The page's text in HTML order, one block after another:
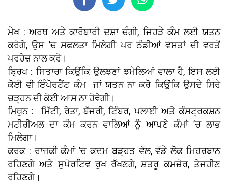
ਮੇਖ : ਅਰਥ ਅਤੇ ਕਾਰੋਬਾਰੀ ਦਸ਼ਾ ਚੰਗੀ, ਜਿਹੜੇ ਕੰਮ ਲਈ ਯਤਨ
ਕਰੋਗੇ, ਉਸ ’ਚ ਸਫਲਤਾ ਮਿਲੇਗੀ ਪਰ ਠੰਡੀਆਂ ਵਸਤਾਂ ਦੀ ਵਰਤੋਂ
ਪਰਹੇਜ਼ ਨਾਲ ਕਰੋ।
ਬ੍ਰਿਖ : ਸਿਤਾਰਾ ਕਿਉਂਕਿ ਉਲਝਣਾਂ ਝਮੇਲਿਆਂ ਵਾਲਾ ਹੈ, ਇਸ ਲਈ
ਕੋਈ ਵੀ ਇੰਪੋਰਟੈਂਟ ਕੰਮ ਜਾਂ ਯਤਨ ਨਾ ਕਰੋ ਕਿਉਂਕਿ ਉਸਦੇ ਸਿਰੇ
ਚੜ੍ਹਨ ਦੀ ਕੋਈ ਆਸ ਨਾ ਹੋਵੇਗੀ।
ਮਿਥੁਨ : ਮਿੱਟੀ, ਰੇਤਾ, ਬੱਜਰੀ, ਟਿੰਬਰ, ਪਲਾਈ ਅਤੇ ਕੰਸਟ੍ਰਕਸ਼ਨ
ਮਟੀਰੀਅਲ ਦਾ ਕੰਮ ਕਰਨ ਵਾਲਿਆਂ ਨੂੰ ਆਪਣੇ ਕੰਮਾਂ ’ਚ ਲਾਭ
ਮਿਲੇਗਾ।
ਕਰਕ : ਰਾਜਕੀ ਕੰਮਾਂ ’ਚ ਕਦਮ ਬੜ੍ਹਤ ਵੱਲ, ਵੱਡੇ ਲੋਕ ਮਿਹਰਬਾਨ
ਰਹਿਣਗੇ ਅਤੇ ਸੁਪੋਰਟਿਵ ਰੁਖ ਰੱਖਣਗੇ, ਸ਼ਤਰੂ ਕਮਜ਼ੋਰ, ਤੇਜਹੀਣ
ਰਹਿਣਗੇ।